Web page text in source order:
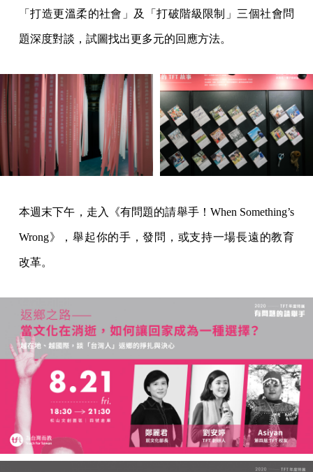
「打造更溫柔的社會」及「打破階級限制」三個社會問
題深度對談，試圖找出更多元的回應方法。
本週末下午，走入《有問題的請舉手！When Something’s
Wrong》，舉起你的手，發問，或支持一場長遠的教育
改革。